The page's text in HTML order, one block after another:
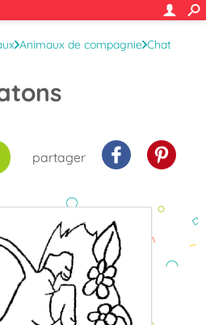
Animaux de compagnie Chat
partager